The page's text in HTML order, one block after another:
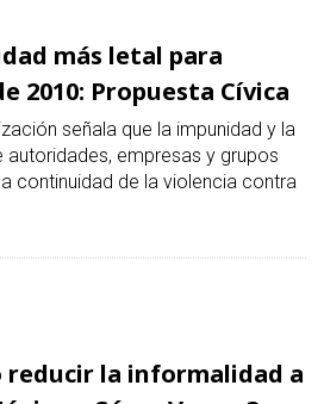
más letal para
2010: Propuesta Cívica
señala que la impunidad y la
autoridades, empresas y grupos
continuidad de la violencia contra
reducir la informalidad a